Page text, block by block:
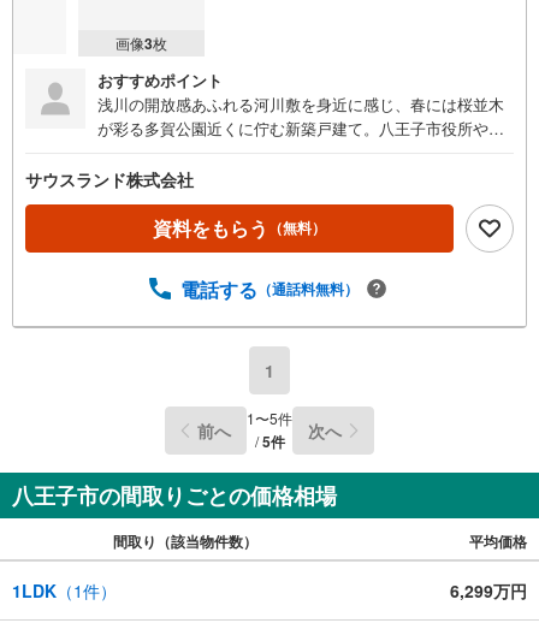
画像3枚
おすすめポイント
浅川の開放感あふれる河川敷を身近に感じ、春には桜並木
が彩る多賀公園近くに佇む新築戸建て。八王子市役所や警
も充実した便利な立地です。教育環境や子育て環境も整
い、家族みんなが暮らしやすい住環境が魅力。ZEH水準住
宅に加え、明るい2階リビングと一部吹き抜けが開放感を演
出。納戸・SIC・パントリー付きで収納力にもこだわった
サウスランド株式会社
資料をもらう （無料）
電話する （通話料無料）
1
前へ 1〜5件
/5件 次へ
八王子市の間取りごとの価格相場
間取り（該当物件数） 平均価格
1LDK （1件） 6,299万円